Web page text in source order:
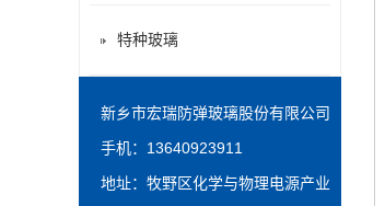
特种玻璃
新乡市宏瑞防弹玻璃股份有限公司
手机：13640923911
地址：牧野区化学与物理电源产业